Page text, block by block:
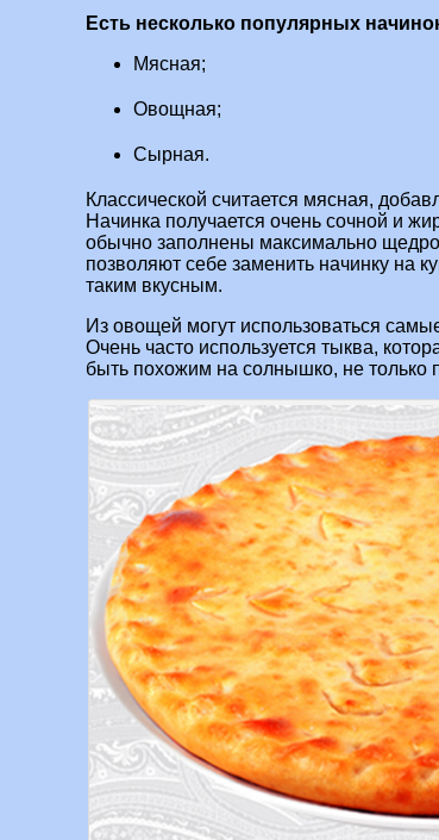
Есть несколько популярных
Мясная;
Овощная;
Сырная.
Классической считается мясная,
Начинка получается очень сочной и
обычно заполнены максимально
позволяют себе заменить начинку на
таким вкусным.
Из овощей могут использоваться
Очень часто используется тыква,
быть похожим на солнышко, не только